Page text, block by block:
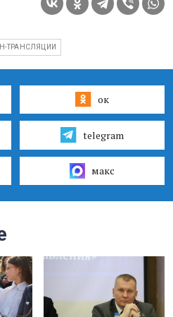
ТРАНСЛЯЦИИ
ок
telegram
макс